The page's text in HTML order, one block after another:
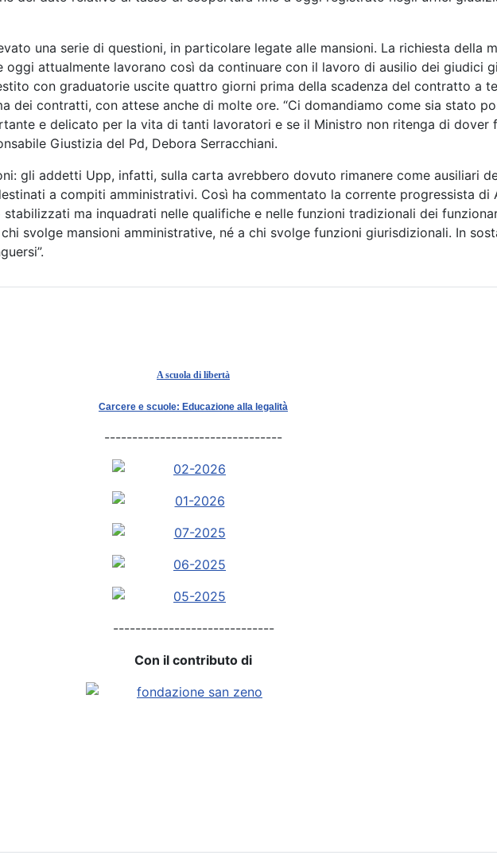
una serie di questioni, in particolare legate alle mansioni. La richiesta della
attualmente lavorano così da continuare con il lavoro di ausilio dei giudici
con graduatorie uscite quattro giorni prima della scadenza del contratto a
dei contratti, con attese anche di molte ore. “Ci domandiamo come sia stato
e delicato per la vita di tanti lavoratori e se il Ministro non ritenga di dover
Giustizia del Pd, Debora Serracchiani.
gli addetti Upp, infatti, sulla carta avrebbero dovuto rimanere come ausiliari
a compiti amministrativi. Così ha commentato la corrente progressista di
ma inquadrati nelle qualifiche e nelle funzioni tradizionali dei
svolge mansioni amministrative, né a chi svolge funzioni giurisdizionali. In
A scuola di libertà
Carcere e scuole: Educazione alla legalità
--------------------------------
-----------------------------
Con il contributo di